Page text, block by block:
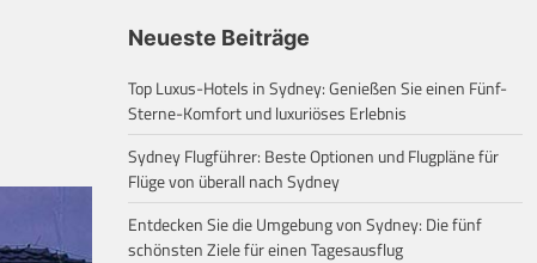
Neueste Beiträge
Top Luxus-Hotels in Sydney: Genießen Sie einen Fünf-
Sterne-Komfort und luxuriöses Erlebnis
Sydney Flugführer: Beste Optionen und Flugpläne für
Flüge von überall nach Sydney
Entdecken Sie die Umgebung von Sydney: Die fünf
schönsten Ziele für einen Tagesausflug